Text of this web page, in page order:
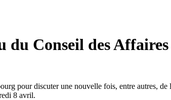
Conseil des Affaires
pour discuter une nouvelle fois, entre autres,
8 avril.